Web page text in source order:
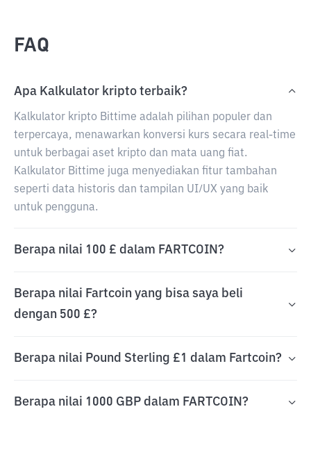
FAQ
Apa Kalkulator kripto terbaik?
Kalkulator kripto Bittime adalah pilihan populer dan
terpercaya, menawarkan konversi kurs secara real-time
untuk berbagai aset kripto dan mata uang fiat.
Kalkulator Bittime juga menyediakan fitur tambahan
seperti data historis dan tampilan UI/UX yang baik
untuk pengguna.
Berapa nilai 100 £ dalam FARTCOIN?
Berapa nilai Fartcoin yang bisa saya beli
dengan 500 £?
Berapa nilai Pound Sterling £1 dalam Fartcoin?
Berapa nilai 1000 GBP dalam FARTCOIN?